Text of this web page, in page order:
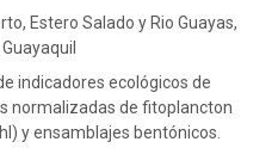
Estero Salado y Rio Guayas,
indicadores ecológicos de
normalizadas de fitoplancton
y ensamblajes bentónicos.